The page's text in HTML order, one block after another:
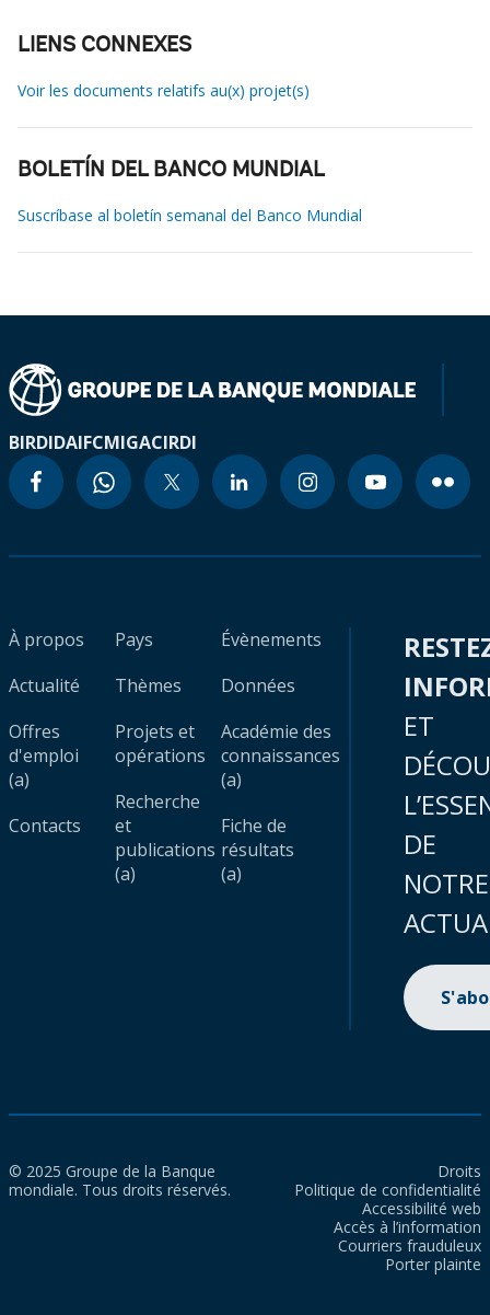
LIENS CONNEXES
Voir les documents relatifs au(x) projet(s)
BOLETÍN DEL BANCO MUNDIAL
Suscríbase al boletín semanal del Banco Mundial
BIRDIDAIFCMIGACIRDI
À propos
Actualité
Offres
d'emploi
(a)
Contacts
Pays
Thèmes
Projets et
opérations
Recherche
et
publications
(a)
Évènements
Données
Académie des
connaissances
(a)
Fiche de
résultats
(a)
ET
DE
NOTRE
© 2025 Groupe de la Banque
mondiale. Tous droits réservés.
Droits
Politique de confidentialité
Accessibilité web
Accès à l’information
Courriers frauduleux
Porter plainte